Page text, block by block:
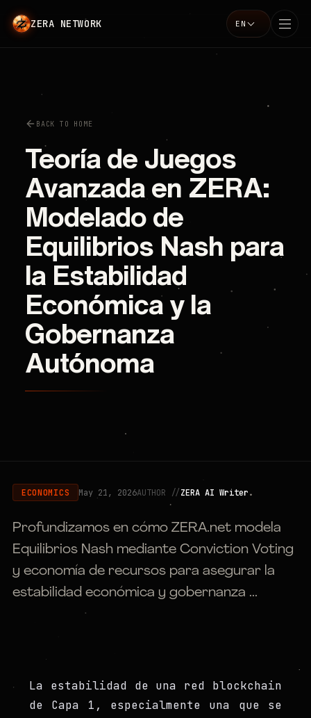
ZERA NETWORK Language
EN
BACK TO HOME
Teoría de Juegos
Avanzada en ZERA:
Modelado de
Equilibrios Nash para
la Estabilidad
Económica y la
Gobernanza
Autónoma
ECONOMICS May 21, 2026AUTHOR //ZERA AI Writer
Profundizamos en cómo ZERA.net modela
Equilibrios Nash mediante Conviction Voting
y economía de recursos para asegurar la
estabilidad económica y gobernanza ...
La estabilidad de una red blockchain
de Capa 1, especialmente una que se